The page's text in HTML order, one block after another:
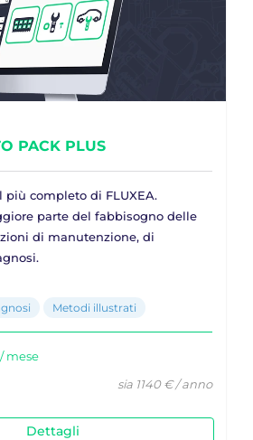
PACK PLUS
completo di FLUXEA.
parte del fabbisogno delle
di manutenzione, di
Metodi illustrati
mese
sia 1140 € / anno
Dettagli